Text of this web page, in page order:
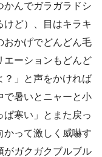
かんでガラガラドシ
けど）、目はキラキ
おかげでどんどん毛
エーションもどんど
？」と声をかければ
で暑いとニャーと小
ぱ寒い」とまた戻っ
かって激しく威嚇す
がガクガクブルブル